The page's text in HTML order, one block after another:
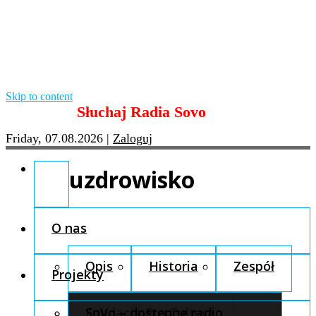
Skip to content
Słuchaj Radia Sovo
Friday, 07.08.2026 | Zaloguj
O nas
Opis Historia Zespół
Fundacja Pro Cultura
Projekty
SoVo – dostępne radio
uzdrowisko